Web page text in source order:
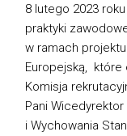
8 lutego 2023
praktyki
w ramach
Europejską, które
Komisja
Pani
i Wychowania